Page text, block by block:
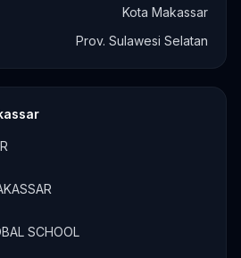
Kota Makassar
Prov. Sulawesi Selatan
SCHOOL